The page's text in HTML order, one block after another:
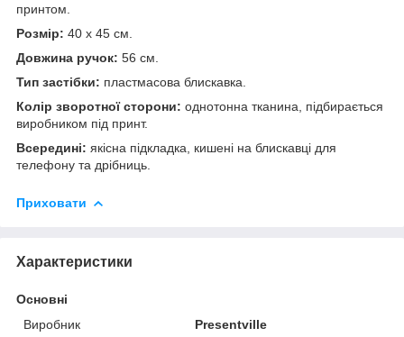
принтом.
Розмір: 40 x 45 см.
Довжина ручок: 56 см.
Тип застібки: пластмасова блискавка.
Колір зворотної сторони: однотонна тканина, підбирається
виробником під принт.
Всередині: якісна підкладка, кишені на блискавці для
телефону та дрібниць.
Приховати
Характеристики
Основні
Виробник
Presentville